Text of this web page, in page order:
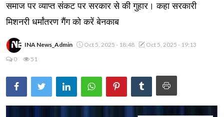
वायरल न्यूज़
समाज पर व्याप्त संकट पर सरकार से की गुहार। कहा सरकारी
मिशनरी धर्मांतरण गैंग को करें बेनकाब
INA News_Admin Oct 5, 2025 - 18:48
Oct 5, 2025 - 19:13
0
51